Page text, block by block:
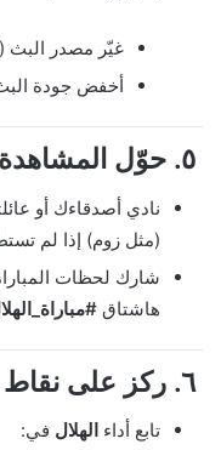
غيّر مصدر البث
أخفض جودة
حوّل
نادي أصدقاءك أو
(مثل زوم) إذا لم
شارك لحظات
هاشتاق
٦. ركز على نقاط
تابع أداء الهلال في: